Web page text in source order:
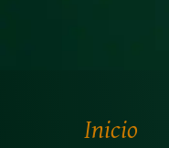
Inicio